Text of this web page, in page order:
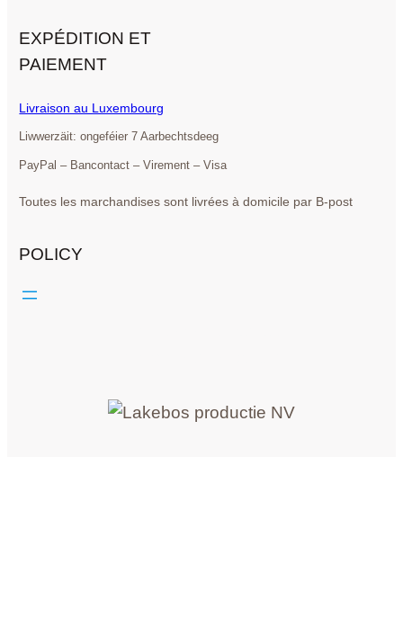
EXPÉDITION ET
PAIEMENT
Livraison au Luxembourg
Liwwerzäit: ongeféier 7 Aarbechtsdeeg
PayPal – Bancontact – Virement – Visa
Toutes les marchandises sont livrées à domicile par B-post
POLICY